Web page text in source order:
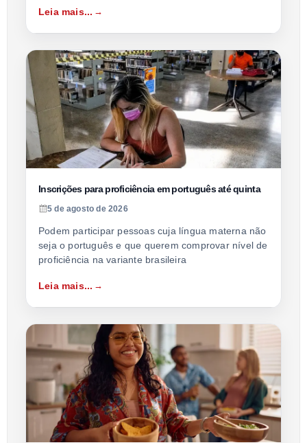
Leia mais...
Inscrições para proficiência em português até quinta
5 de agosto de 2026
Podem participar pessoas cuja língua materna não
seja o português e que querem comprovar nível de
proficiência na variante brasileira
Leia mais...